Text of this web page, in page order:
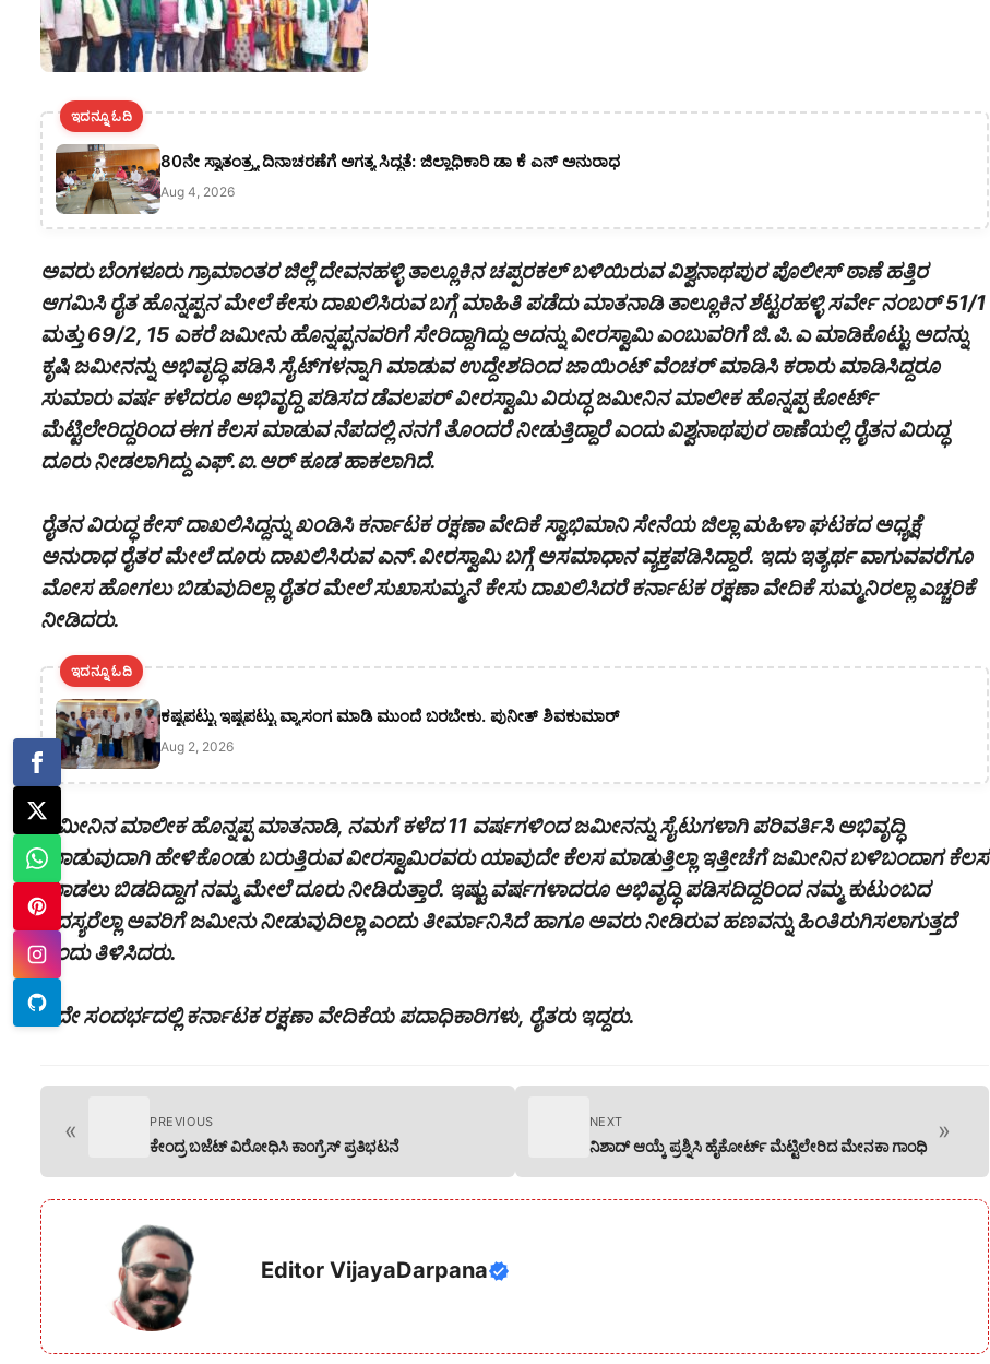
ಇದನ್ನೂ ಓದಿ
80ನೇ ಸ್ವಾತಂತ್ರ್ಯ ದಿನಾಚರಣೆಗೆ ಅಗತ್ಯ ಸಿದ್ಧತೆ: ಜಿಲ್ಲಾಧಿಕಾರಿ ಡಾ ಕೆ ಎನ್ ಅನುರಾಧ
Aug 4, 2026
ಅವರು ಬೆಂಗಳೂರು ಗ್ರಾಮಾಂತರ ಜಿಲ್ಲೆ ದೇವನಹಳ್ಳಿ ತಾಲ್ಲೂಕಿನ ಚಪ್ಪರಕಲ್ ಬಳಿಯಿರುವ ವಿಶ್ವನಾಥಪುರ ಪೊಲೀಸ್ ಠಾಣೆ ಹತ್ತಿರ
ಆಗಮಿಸಿ ರೈತ ಹೊನ್ನಪ್ಪನ ಮೇಲೆ ಕೇಸು ದಾಖಲಿಸಿರುವ ಬಗ್ಗೆ ಮಾಹಿತಿ ಪಡೆದು ಮಾತನಾಡಿ ತಾಲ್ಲೂಕಿನ ಶೆಟ್ಟರಹಳ್ಳಿ ಸರ್ವೇ ನಂಬರ್ 51/1
ಮತ್ತು 69/2, 15 ಎಕರೆ ಜಮೀನು ಹೊನ್ನಪ್ಪನವರಿಗೆ ಸೇರಿದ್ದಾಗಿದ್ದು ಅದನ್ನು ವೀರಸ್ವಾಮಿ ಎಂಬುವರಿಗೆ ಜಿ.ಪಿ.ಎ ಮಾಡಿಕೊಟ್ಟು ಅದನ್ನು
ಕೃಷಿ ಜಮೀನನ್ನು ಅಭಿವೃದ್ಧಿ ಪಡಿಸಿ ಸೈಟ್‌ಗಳನ್ನಾಗಿ ಮಾಡುವ ಉದ್ದೇಶದಿಂದ ಜಾಯಿಂಟ್ ವೆಂಚರ್ ಮಾಡಿಸಿ ಕರಾರು ಮಾಡಿಸಿದ್ದರೂ
ಸುಮಾರು ವರ್ಷ ಕಳೆದರೂ ಅಭಿವೃದ್ದಿ ಪಡಿಸದ ಡೆವಲಪರ್ ವೀರಸ್ವಾಮಿ ವಿರುದ್ಧ ಜಮೀನಿನ ಮಾಲೀಕ ಹೊನ್ನಪ್ಪ ಕೋರ್ಟ್
ಮೆಟ್ಟಿಲೇರಿದ್ದರಿಂದ ಈಗ ಕೆಲಸ ಮಾಡುವ ನೆಪದಲ್ಲಿ ನನಗೆ ತೊಂದರೆ ನೀಡುತ್ತಿದ್ದಾರೆ ಎಂದು ವಿಶ್ವನಾಥಪುರ ಠಾಣೆಯಲ್ಲಿ ರೈತನ ವಿರುದ್ಧ
ದೂರು ನೀಡಲಾಗಿದ್ದು ಎಫ್.ಐ.ಆರ್ ಕೂಡ ಹಾಕಲಾಗಿದೆ.
ರೈತನ ವಿರುದ್ಧ ಕೇಸ್‌ ದಾಖಲಿಸಿದ್ದನ್ನು ಖಂಡಿಸಿ ಕರ್ನಾಟಕ ರಕ್ಷಣಾ ವೇದಿಕೆ ಸ್ವಾಭಿಮಾನಿ ಸೇನೆಯ ಜಿಲ್ಲಾ ಮಹಿಳಾ ಘಟಕದ ಅಧ್ಯಕ್ಷೆ
ಅನುರಾಧ ರೈತರ ಮೇಲೆ ದೂರು ದಾಖಲಿಸಿರುವ ಎನ್‌.ವೀರಸ್ವಾಮಿ ಬಗ್ಗೆ ಅಸಮಾಧಾನ ವ್ಯಕ್ತಪಡಿಸಿದ್ದಾರೆ. ಇದು ಇತ್ಯರ್ಥ ವಾಗುವವರೆಗೂ
ಮೋಸ ಹೋಗಲು ಬಿಡುವುದಿಲ್ಲಾ ರೈತರ ಮೇಲೆ ಸುಖಾಸುಮ್ಮನೆ ಕೇಸು ದಾಖಲಿಸಿದರೆ ಕರ್ನಾಟಕ ರಕ್ಷಣಾ ವೇದಿಕೆ ಸುಮ್ಮನಿರಲ್ಲಾ ಎಚ್ಚರಿಕೆ
ನೀಡಿದರು.
ಇದನ್ನೂ ಓದಿ
ಕಷ್ಟಪಟ್ಟು ಇಷ್ಟಪಟ್ಟು ವ್ಯಾಸಂಗ ಮಾಡಿ ಮುಂದೆ ಬರಬೇಕು. ಪುನೀತ್ ಶಿವಕುಮಾರ್
Aug 2, 2026
ಜಮೀನಿನ ಮಾಲೀಕ ಹೊನ್ನಪ್ಪ ಮಾತನಾಡಿ, ನಮಗೆ ಕಳೆದ 11 ವರ್ಷಗಳಿಂದ ಜಮೀನನ್ನು ಸೈಟುಗಳಾಗಿ ಪರಿವರ್ತಿಸಿ ಅಭಿವೃದ್ಧಿ
ಮಾಡುವುದಾಗಿ ಹೇಳಿಕೊಂಡು ಬರುತ್ತಿರುವ ವೀರಸ್ವಾಮಿರವರು ಯಾವುದೇ ಕೆಲಸ ಮಾಡುತ್ತಿಲ್ಲಾ ಇತ್ತೀಚೆಗೆ ಜಮೀನಿನ ಬಳಿಬಂದಾಗ ಕೆಲಸ
ಮಾಡಲು ಬಿಡದಿದ್ದಾಗ ನಮ್ಮ ಮೇಲೆ ದೂರು ನೀಡಿರುತ್ತಾರೆ. ಇಷ್ಟು ವರ್ಷಗಳಾದರೂ ಅಭಿವೃದ್ಧಿ ಪಡಿಸದಿದ್ದರಿಂದ ನಮ್ಮ ಕುಟುಂಬದ
ಸದಸ್ಯರೆಲ್ಲಾ ಅವರಿಗೆ ಜಮೀನು ನೀಡುವುದಿಲ್ಲಾ ಎಂದು ತೀರ್ಮಾನಿಸಿದೆ ಹಾಗೂ ಅವರು ನೀಡಿರುವ ಹಣವನ್ನು ಹಿಂತಿರುಗಿಸಲಾಗುತ್ತದೆ
ಎಂದು ತಿಳಿಸಿದರು.
ಇದೇ ಸಂದರ್ಭದಲ್ಲಿ ಕರ್ನಾಟಕ ರಕ್ಷಣಾ ವೇದಿಕೆಯ ಪದಾಧಿಕಾರಿಗಳು, ರೈತರು ಇದ್ದರು.
« PREVIOUS
ಕೇಂದ್ರ ಬಜೆಟ್ ವಿರೋಧಿಸಿ ಕಾಂಗ್ರೆಸ್ ಪ್ರತಿಭಟನೆ
NEXT
ನಿಶಾದ್ ಆಯ್ಕೆ ಪ್ರಶ್ನಿಸಿ ಹೈಕೋರ್ಟ್‌ ಮೆಟ್ಟಿಲೇರಿದ ಮೇನಕಾ ಗಾಂಧಿ
»
Editor VijayaDarpana